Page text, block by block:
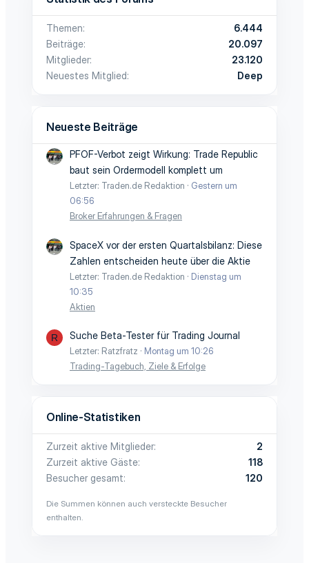
Themen
6.444
Beiträge
20.097
Mitglieder
23.120
Neuestes Mitglied
Deep
Neueste Beiträge
PFOF-Verbot zeigt Wirkung: Trade Republic
baut sein Ordermodell komplett um
Letzter: Traden.de Redaktion
Gestern um
06:56
Broker Erfahrungen & Fragen
SpaceX vor der ersten Quartalsbilanz: Diese
Zahlen entscheiden heute über die Aktie
Letzter: Traden.de Redaktion
Dienstag um
10:35
Aktien
R Suche Beta-Tester für Trading Journal
Letzter: Ratzfratz
Montag um 10:26
Trading-Tagebuch, Ziele & Erfolge
Online-Statistiken
Zurzeit aktive Mitglieder
2
Zurzeit aktive Gäste
118
Besucher gesamt
120
Die Summen können auch versteckte Besucher
enthalten.